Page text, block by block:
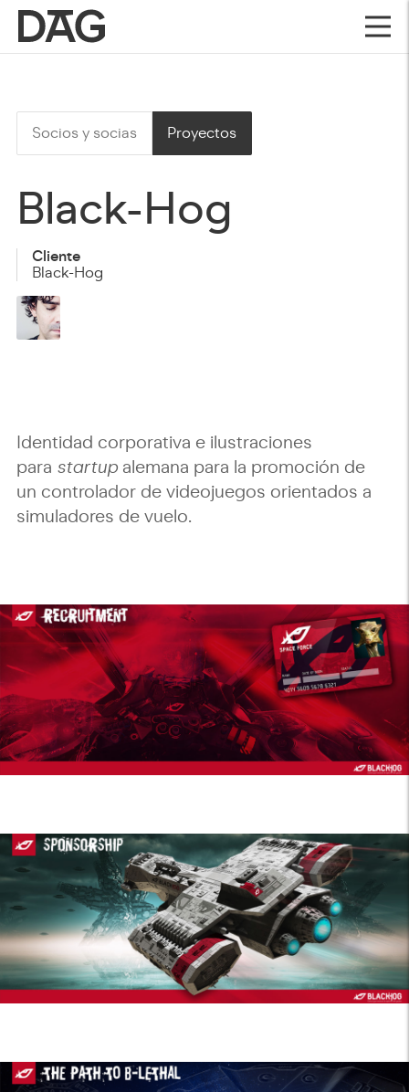
Socios y socias Proyectos
Black-Hog
Cliente
Black-Hog
Identidad corporativa e ilustraciones
para startup alemana para la promoción de
un controlador de videojuegos orientados a
simuladores de vuelo.